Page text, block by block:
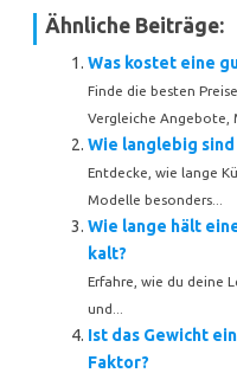
Ähnliche Beiträge:
Was kostet eine
Finde die besten
Vergleiche Angebote,
Wie langlebig sind
Entdecke, wie lange
Modelle besonders...
Wie lange hält
kalt?
Erfahre, wie du deine
und...
Ist das Gewicht
Faktor?